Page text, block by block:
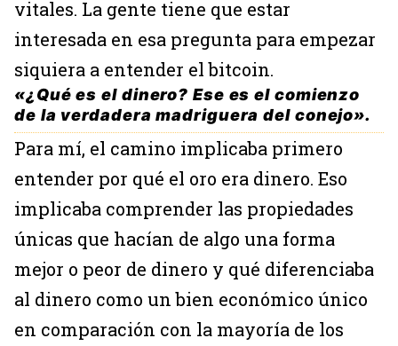
vitales. La gente tiene que estar
interesada en esa pregunta para empezar
siquiera a entender el bitcoin.
«¿Qué es el dinero? Ese es el comienzo
de la verdadera madriguera del conejo».
Para mí, el camino implicaba primero
entender por qué el oro era dinero. Eso
implicaba comprender las propiedades
únicas que hacían de algo una forma
mejor o peor de dinero y qué diferenciaba
al dinero como un bien económico único
en comparación con la mayoría de los